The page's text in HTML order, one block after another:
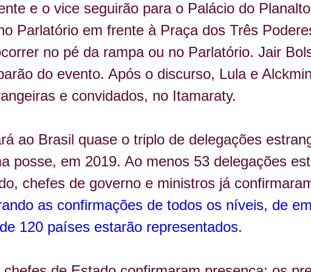
e o vice seguirão para o Palácio do
Parlatório em frente à Praça dos Três
no pé da rampa ou no Parlatório. Jair
do evento. Após o discurso, Lula e
e convidados, no Itamaraty.
ao Brasil quase o triplo de delegações
posse, em 2019. Ao menos 53 delegações
chefes de governo e ministros já
as confirmações de todos os níveis, de
120 países estarão representados.